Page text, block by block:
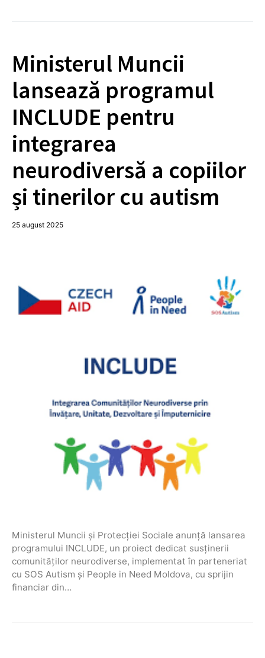
Ministerul Muncii
lansează programul
INCLUDE pentru
integrarea
neurodiversă a copiilor
și tinerilor cu autism
25 august 2025
Ministerul Muncii și Protecției Sociale anunță lansarea
programului INCLUDE, un proiect dedicat susținerii
comunităților neurodiverse, implementat în parteneriat
cu SOS Autism și People in Need Moldova, cu sprijin
financiar din…